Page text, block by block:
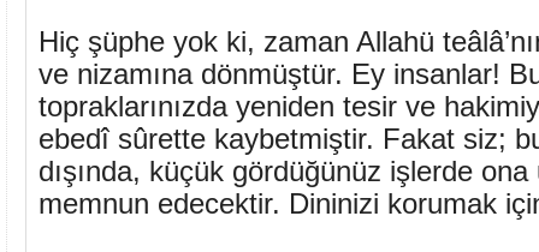
Hiç şüphe yok ki, zaman Allahü
ve nizamına dönmüştür. Ey insanlar!
topraklarınızda yeniden tesir ve
ebedî sûrette kaybetmiştir. Fakat siz;
dışında, küçük gördüğünüz işlerde
memnun edecektir. Dininizi korumak